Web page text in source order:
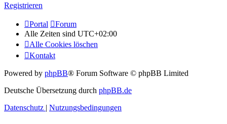
Registrieren
Portal
Forum
Alle Zeiten sind UTC+02:00
Alle Cookies löschen
Kontakt
Powered by phpBB® Forum Software © phpBB Limited
Deutsche Übersetzung durch phpBB.de
Datenschutz | Nutzungsbedingungen